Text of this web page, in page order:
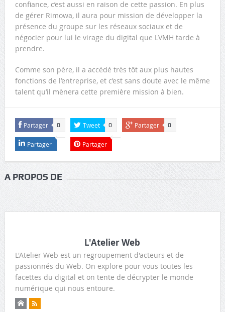
confiance, c’est aussi en raison de cette passion. En plus
de gérer Rimowa, il aura pour mission de développer la
présence du groupe sur les réseaux sociaux et de
négocier pour lui le virage du digital que LVMH tarde à
prendre.
Comme son père, il a accédé très tôt aux plus hautes
fonctions de l’entreprise, et c’est sans doute avec le même
talent qu’il mènera cette première mission à bien.
Partager 0 Tweet 0 Partager 0
Partager Partager
A PROPOS DE
L'Atelier Web
L'Atelier Web est un regroupement d'acteurs et de
passionnés du Web. On explore pour vous toutes les
facettes du digital et on tente de décrypter le monde
numérique qui nous entoure.